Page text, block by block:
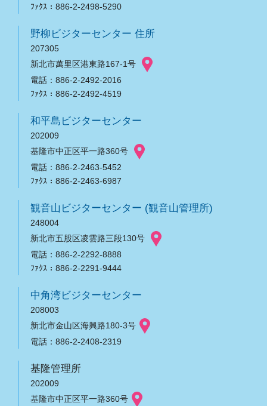
ﾌｧｸｽ：886-2-2498-5290
野柳ビジターセンター 住所
207305
新北市萬里区港東路167-1号
電話：886-2-2492-2016
ﾌｧｸｽ：886-2-2492-4519
和平島ビジターセンター
202009
基隆市中正区平一路360号
電話：886-2-2463-5452
ﾌｧｸｽ：886-2-2463-6987
観音山ビジターセンター (観音山管理所)
248004
新北市五股区凌雲路三段130号
電話：886-2-2292-8888
ﾌｧｸｽ：886-2-2291-9444
中角湾ビジターセンター
208003
新北市金山区海興路180-3号
電話：886-2-2408-2319
基隆管理所
202009
基隆市中正区平一路360号